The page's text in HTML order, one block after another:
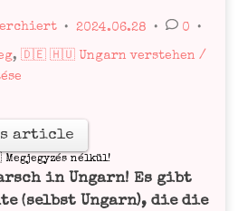
• 2024.06.28 • 0 •
, 🇩🇪 🇭🇺 Ungarn verstehen /
article
nélkül!
in Ungarn! Es gibt
(selbst Ungarn), die die